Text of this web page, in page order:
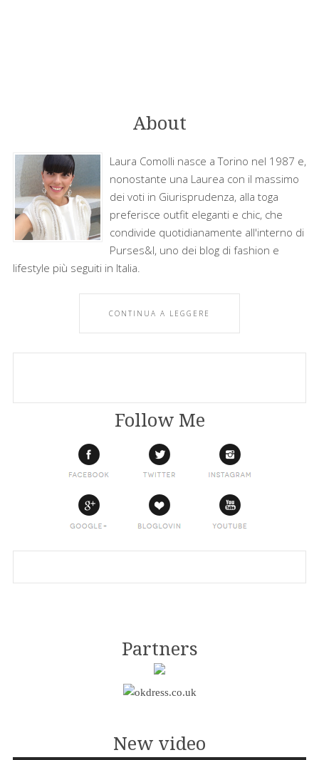
About
Laura Comolli nasce a Torino nel 1987 e,
nonostante una Laurea con il massimo
dei voti in Giurisprudenza, alla toga
preferisce outfit eleganti e chic, che
condivide quotidianamente all'interno di
Purses&I, uno dei blog di fashion e
lifestyle più seguiti in Italia.
CONTINUA A LEGGERE
Follow Me
Partners
New video